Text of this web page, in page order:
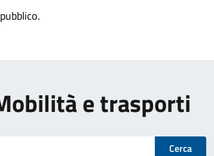
e trasporti
Cerca